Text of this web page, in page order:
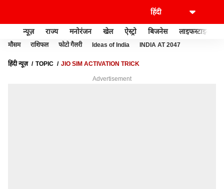
न्यूज़ राज्य मनोरंजन खेल ऐस्ट्रो बिजनेस लाइफस्टाइल
मौसम राशिफल फोटो गैलरी Ideas of India INDIA AT 2047
हिंदी न्यूज़ TOPIC JIO SIM ACTIVATION TRICK
Advertisement